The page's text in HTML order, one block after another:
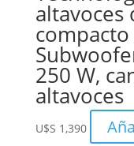
altavoces
250 W,
altavoces
U$S 1,390